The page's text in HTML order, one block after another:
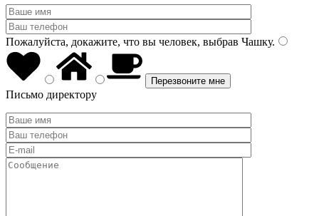
Пожалуйста, докажите, что вы человек, выбрав Чашку.
Письмо директору